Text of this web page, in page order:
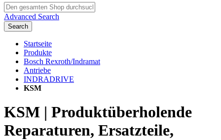
Advanced Search
Search
Startseite
Produkte
Bosch Rexroth/Indramat
Antriebe
INDRADRIVE
KSM
KSM | Produktüberholende
Reparaturen, Ersatzteile,